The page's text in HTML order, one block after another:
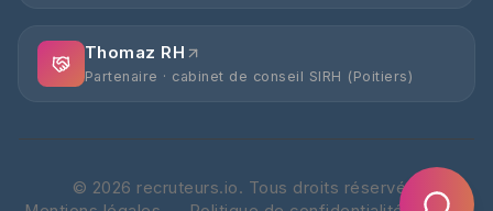
Thomaz RH
Partenaire · cabinet de conseil SIRH (Poitiers)
© 2026 recruteurs.io. Tous droits réservés.